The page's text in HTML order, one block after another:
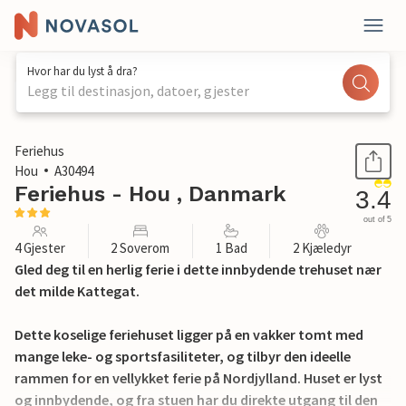
Hvor har du lyst å dra?
Legg til destinasjon, datoer, gjester
1 / 16
Feriehus
Hou
A30494
Feriehus - Hou , Danmark 3.4
out of 5
4 Gjester 2 Soverom 1 Bad 2 Kjæledyr
Gled deg til en herlig ferie i dette innbydende trehuset nær
det milde Kattegat.
Dette koselige feriehuset ligger på en vakker tomt med
mange leke- og sportsfasiliteter, og tilbyr den ideelle
rammen for en vellykket ferie på Nordjylland. Huset er lyst
og innbydende, og fra stuen har du direkte utgang til den